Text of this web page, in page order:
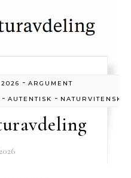
2026 -ARGUMENT
-AUTENTISK -